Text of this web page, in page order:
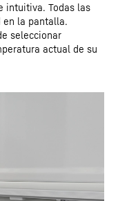
intuitiva. Todas las
en la pantalla.
seleccionar
actual de su